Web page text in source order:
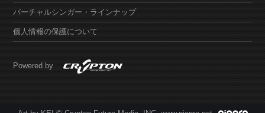
バーチャルシンガー・ラインナップ
個人情報の保護について
Powered by